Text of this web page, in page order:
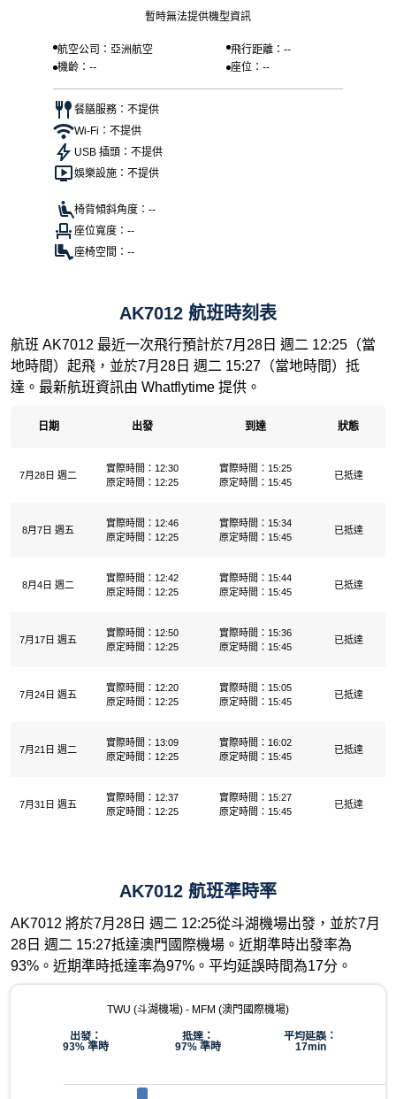
暫時無法提供機型資訊
航空公司：亞洲航空
飛行距離：--
機齡：--
座位：--
餐膳服務：不提供
Wi-Fi：不提供
USB 插頭：不提供
娛樂設施：不提供
椅背傾斜角度：--
座位寬度：--
座椅空間：--
AK7012 航班時刻表
航班 AK7012 最近一次飛行預計於7月28日 週二 12:25（當
地時間）起飛，並於7月28日 週二 15:27（當地時間）抵
達。最新航班資訊由 Whatflytime 提供。
日期 出發 到達 狀態
7月28日 週二
實際時間：12:30
原定時間：12:25
實際時間：15:25
原定時間：15:45
已抵達
8月7日 週五
實際時間：12:46
原定時間：12:25
實際時間：15:34
原定時間：15:45
已抵達
8月4日 週二
實際時間：12:42
原定時間：12:25
實際時間：15:44
原定時間：15:45
已抵達
7月17日 週五
實際時間：12:50
原定時間：12:25
實際時間：15:36
原定時間：15:45
已抵達
7月24日 週五
實際時間：12:20
原定時間：12:25
實際時間：15:05
原定時間：15:45
已抵達
7月21日 週二
實際時間：13:09
原定時間：12:25
實際時間：16:02
原定時間：15:45
已抵達
7月31日 週五
實際時間：12:37
原定時間：12:25
實際時間：15:27
原定時間：15:45
已抵達
AK7012 航班準時率
AK7012 將於7月28日 週二 12:25從斗湖機場出發，並於7月
28日 週二 15:27抵達澳門國際機場。近期準時出發率為
93%。近期準時抵達率為97%。平均延誤時間為17分。
TWU (斗湖機場) - MFM (澳門國際機場)
出發：
93% 準時
抵達：
97% 準時
平均延誤：
17min